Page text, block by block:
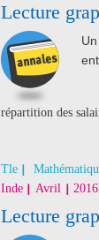
Lecture
répartition des
Tle
Inde Avril 2016
Lecture